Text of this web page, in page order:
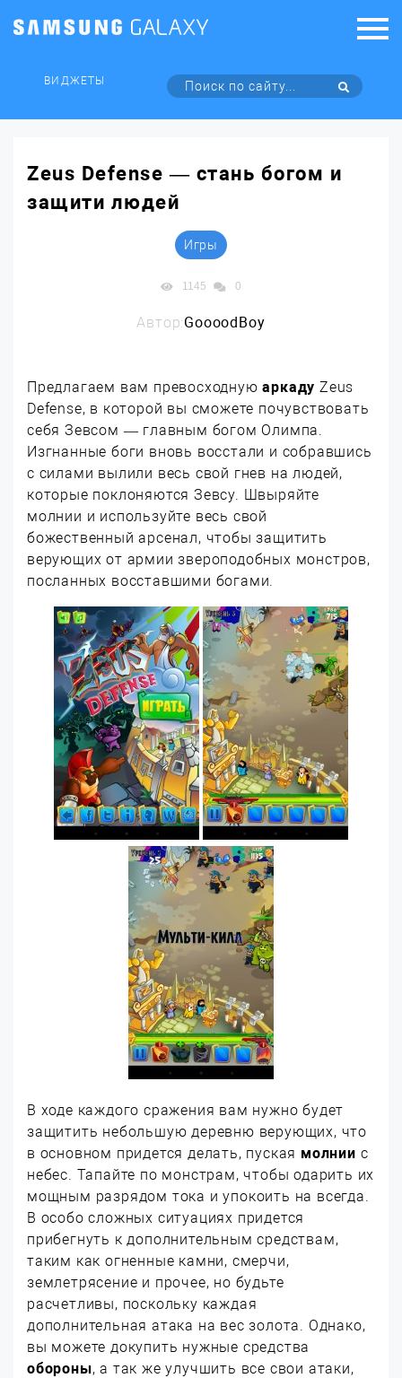
ВИДЖЕТЫ
Zeus Defense — стань богом и
защити людей
Игры
1145 0
Автор:GoooodBoy
Предлагаем вам превосходнуюаркаду Zeus
Defense, в которой вы сможете почувствовать
себя Зевсом — главным богом Олимпа.
Изгнанные боги вновь восстали и собравшись
с силами вылили весь свой гнев на людей,
которые поклоняются Зевсу. Швыряйте
молнии и используйте весь свой
божественный арсенал, чтобы защитить
верующих от армии звероподобных монстров,
посланных восставшими богами.
В ходе каждого сражения вам нужно будет
защитить небольшую деревню верующих, что
в основном придется делать, пуская молнии с
небес. Тапайте по монстрам, чтобы одарить их
мощным разрядом тока и упокоить на всегда.
В особо сложных ситуациях придется
прибегнуть к дополнительным средствам,
таким как огненные камни, смерчи,
землетрясение и прочее, но будьте
расчетливы, поскольку каждая
дополнительная атака на вес золота. Однако,
вы можете докупить нужные средства
обороны, а так же улучшить все свои атаки,